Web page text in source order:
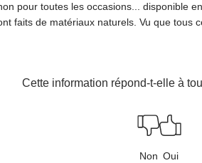
pour toutes les occasions... disponible
faits de matériaux naturels. Vu que
Cette information répond-t-elle à
Non Oui